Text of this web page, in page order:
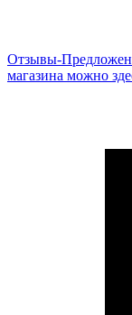
Отзывы-
магазина можно